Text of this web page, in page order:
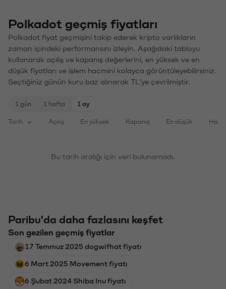
Polkadot geçmiş fiyatları
Polkadot fiyat geçmişini takip ederek kripto varlıkların
zaman içindeki performansını izleyin. Aşağıdaki tabloyu
kullanarak açılış ve kapanış değerlerini, en yüksek ve en
düşük fiyatları ve işlem hacmini kolayca görüntüleyebilirsiniz.
Seçtiğiniz günün kuru baz alınarak TL'ye çevrilmiştir.
1 gün 1 hafta 1 ay
Tarih Açılış En yüksek Kapanış En düşük
Bu tarih aralığı için veri bulunamadı.
Paribu'da daha fazlasını keşfet
Son gezilen geçmiş fiyatlar
17 Temmuz 2025 dogwifhat fiyatı
6 Mart 2025 Movement fiyatı
6 Şubat 2024 Shiba Inu fiyatı